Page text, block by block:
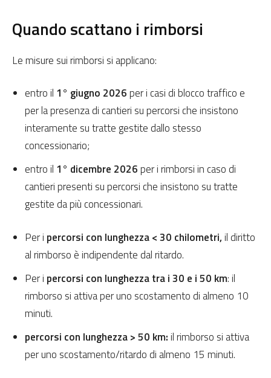
Quando scattano i rimborsi
Le misure sui rimborsi si applicano:
entro il 1° giugno 2026per i casi di blocco traffico e
per la presenza di cantieri su percorsi che insistono
interamente su tratte gestite dallo stesso
concessionario;
entro il 1° dicembre 2026per i rimborsi in caso di
cantieri presenti su percorsi che insistono su tratte
gestite da più concessionari.
Per i percorsi con lunghezza < 30 chilometri,il diritto
al rimborso è indipendente dal ritardo.
Per i percorsi con lunghezza tra i 30 e i 50 km: il
rimborso si attiva per uno scostamento di almeno 10
minuti.
percorsi con lunghezza > 50 km:il rimborso si attiva
per uno scostamento/ritardo di almeno 15 minuti.